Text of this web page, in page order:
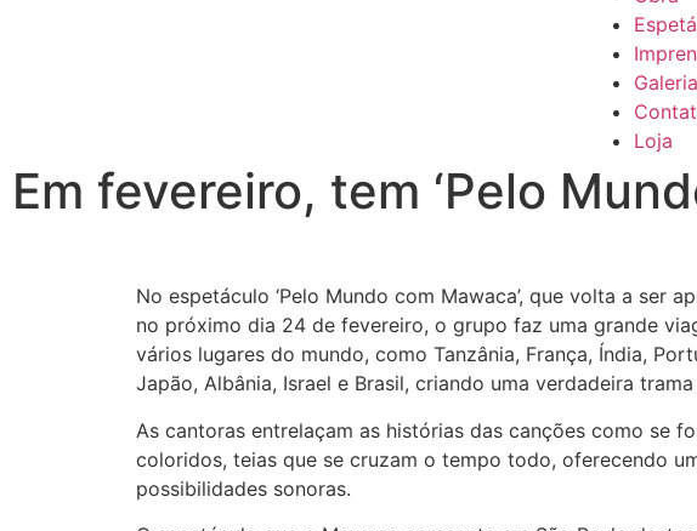
Loja
Em fevereiro, tem ‘Pelo
No espetáculo ‘Pelo Mundo com Mawaca’, que volta a ser
no próximo dia 24 de fevereiro, o grupo faz uma grande
vários lugares do mundo, como Tanzânia, França, Índia,
Japão, Albânia, Israel e Brasil, criando uma verdadeira
As cantoras entrelaçam as histórias das canções como se
coloridos, teias que se cruzam o tempo todo, oferecendo
possibilidades sonoras.